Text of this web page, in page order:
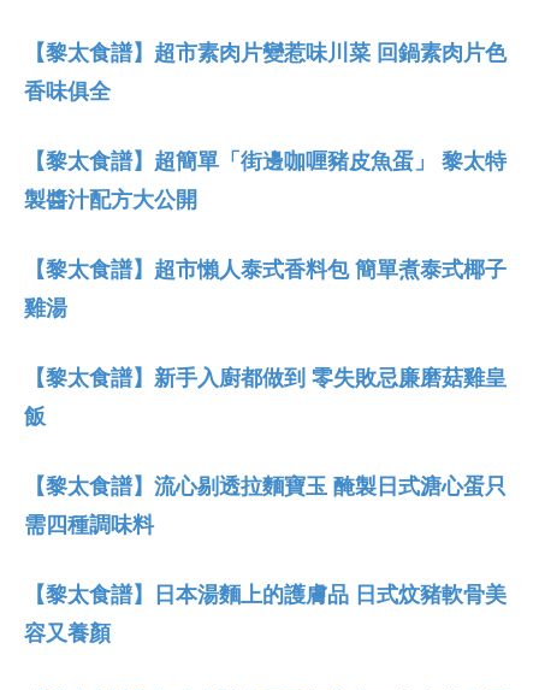
【黎太食譜】超市素肉片變惹味川菜 回鍋素肉片色
香味俱全
【黎太食譜】超簡單「街邊咖喱豬皮魚蛋」 黎太特
製醬汁配方大公開
【黎太食譜】超市懶人泰式香料包 簡單煮泰式椰子
雞湯
【黎太食譜】新手入廚都做到 零失敗忌廉磨菇雞皇
飯
【黎太食譜】流心剔透拉麵寶玉 醃製日式溏心蛋只
需四種調味料
【黎太食譜】日本湯麵上的護膚品 日式炆豬軟骨美
容又養顏